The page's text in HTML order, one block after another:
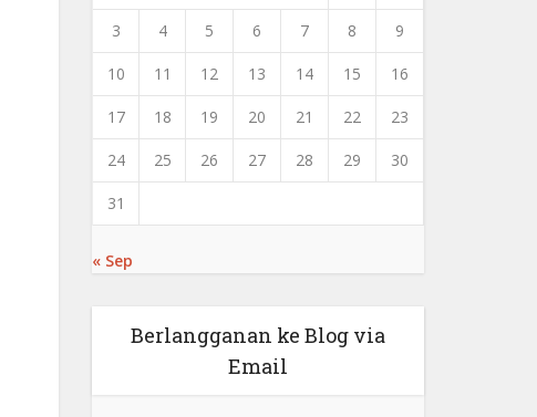
3 4 5 6 7 8 9
10 11 12 13 14 15 16
17 18 19 20 21 22 23
24 25 26 27 28 29 30
31
« Sep
Berlangganan ke Blog via
Email